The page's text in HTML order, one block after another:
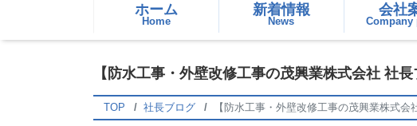
ホーム
Home
新着情報
News
会社
Company
【防水工事・外壁改修工事の茂興業株式会社 社
TOP 社長ブログ 【防水工事・外壁改修工事の茂興業株式